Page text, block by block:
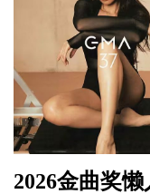
2026金曲奖